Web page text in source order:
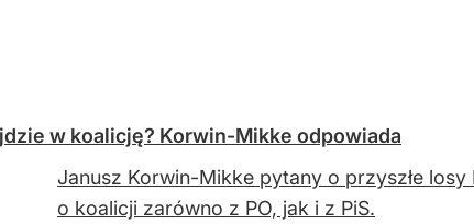
w koalicję? Korwin-Mikke odpowiada
Janusz Korwin-Mikke pytany o przyszłe
o koalicji zarówno z PO, jak i z PiS.